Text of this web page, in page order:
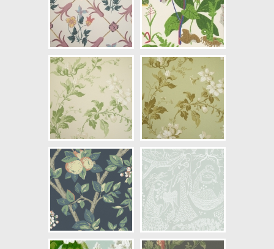
NCS Bottenkulör: S8005-R50B
Färg: Grön, Rosa, Orange
Mönster: Blommig
Struktur: Limtryck
Cirkapris: 999,00 kr
(Kontakta din färghandlare för
exakt pris.)